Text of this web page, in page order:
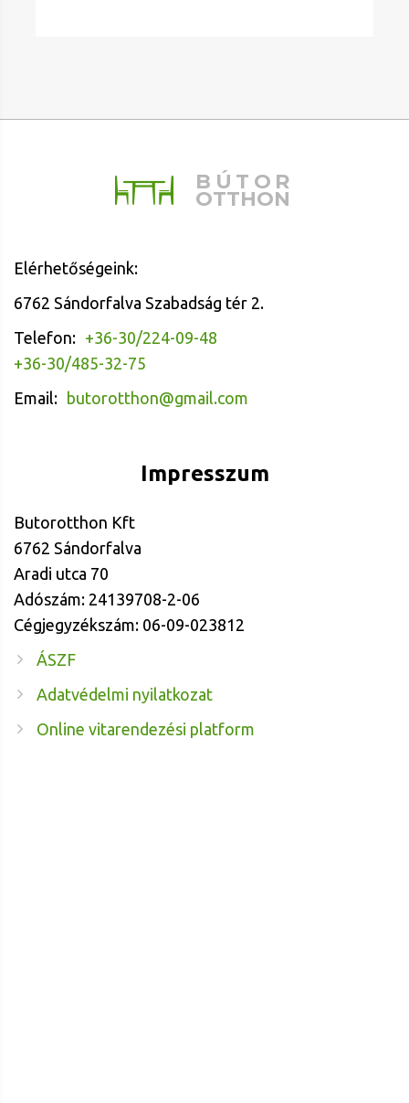
BÚTOR
OTTHON
Elérhetőségeink:
6762 Sándorfalva Szabadság tér 2.
Telefon: +36-30/224-09-48
+36-30/485-32-75
Email: butorotthon@gmail.com
Impresszum
Butorotthon Kft
6762 Sándorfalva
Aradi utca 70
Adószám: 24139708-2-06
Cégjegyzékszám: 06-09-023812
ÁSZF
Adatvédelmi nyilatkozat
Online vitarendezési platform